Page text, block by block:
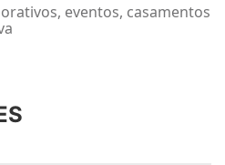
eventos, casamentos